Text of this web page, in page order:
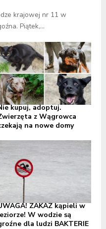
krajowej nr 11 w
Piątek,...
kupuj, adoptuj.
z Wągrowca
na nowe domy
ZAKAZ kąpieli w
W wodzie są
dla ludzi BAKTERIE